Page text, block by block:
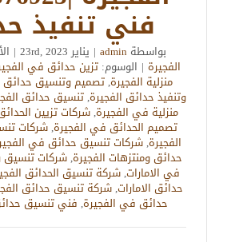
فني تنفيذ
بواسطةadmin
| يناير 23rd, 2023 |
الفجيرة | الوسوم:تزين حدائق في
منزلية الفجيرة,تصميم وتنسيق حدائق
وتنفيذ حدائق الفجيرة,تنسيق حدائق
منزلية في الفجيرة,شركات تزيين
تصميم الحدائق في الفجيرة,شركات
الفجيرة,شركات تنسيق حدائق في
حدائق ومنتزهات الفجيرة,شركات تنسيق
في الامارات,شركة تنسيق الحدائق
حدائق الامارات,شركة تنسيق حدائق
حدائق في الفجيرة,فني تنسيق